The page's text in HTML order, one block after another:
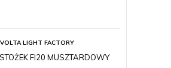
VOLTA LIGHT FACTORY
FI20 MUSZTARDOWY